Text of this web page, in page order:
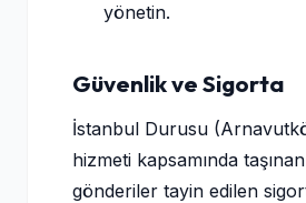
yönetin.
Güvenlik ve Sigorta
İstanbul Durusu
hizmeti kapsamında
gönderiler tayin edilen